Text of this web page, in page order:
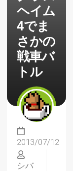
ヘイム
4でま
さかの
戦車バ
トル
2013/07/12
シバ